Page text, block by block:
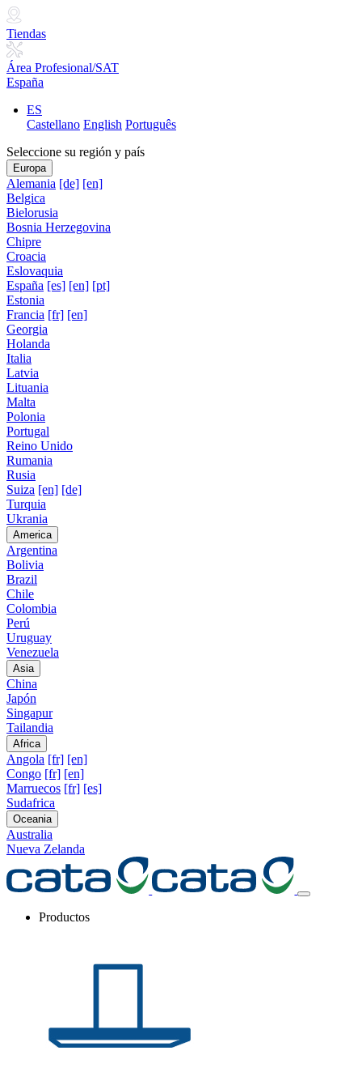
Tiendas
Área Profesional/SAT
España
ES
Castellano English Português
Seleccione su región y país
Europa
Alemania [de] [en]
Belgica
Bielorusia
Bosnia Herzegovina
Chipre
Croacia
Eslovaquia
España [es] [en] [pt]
Estonia
Francia [fr] [en]
Georgia
Holanda
Italia
Latvia
Lituania
Malta
Polonia
Portugal
Reino Unido
Rumania
Rusia
Suiza [en] [de]
Turquia
Ukrania
America
Argentina
Bolivia
Brazil
Chile
Colombia
Perú
Uruguay
Venezuela
Asia
China
Japón
Singapur
Tailandia
Africa
Angola [fr] [en]
Congo [fr] [en]
Marruecos [fr] [es]
Sudafrica
Oceania
Australia
Nueva Zelanda
Productos